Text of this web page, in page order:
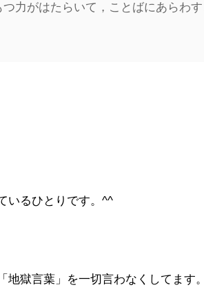
力がはたらいて，ことばにあらわ
いるひとりです。^^
地獄言葉」を一切言わなくしてます